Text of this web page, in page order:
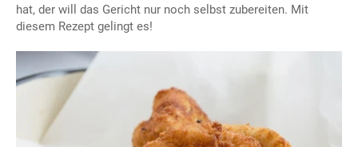
hat, der will das Gericht nur noch selbst zubereiten. Mit
diesem Rezept gelingt es!